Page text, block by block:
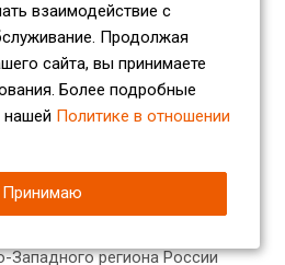
листовой
у нас?
нашей компаний STALLEON,
с ГОСТ и ТУ, поэтому
и характеристикам.
продукции тщательно
что позволяет
Тысячи физических и
Западного региона России
взаимодействие с
Продолжая
сайта, вы принимаете
Более подробные
нашей Политике в отношении
Принимаю